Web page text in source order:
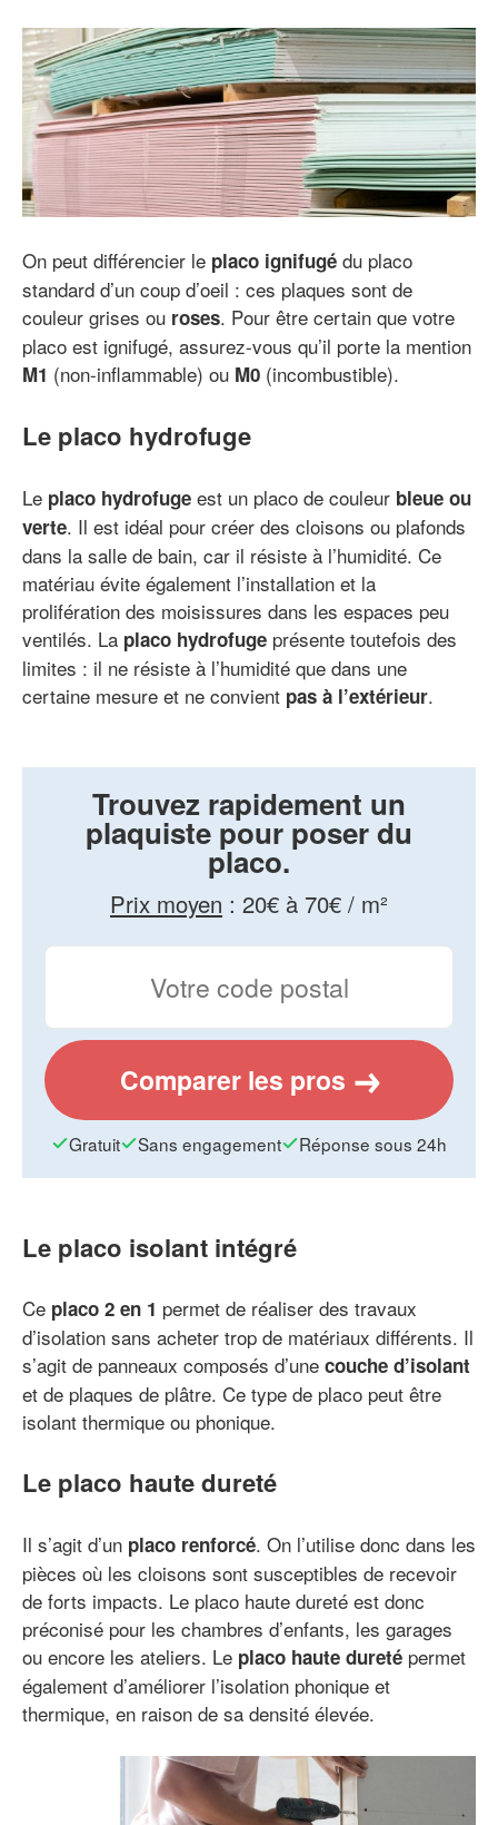
On peut différencier le placo ignifugé du placo
standard d’un coup d’oeil : ces plaques sont de
couleur grises ou roses. Pour être certain que votre
placo est ignifugé, assurez-vous qu’il porte la mention
M1 (non-inflammable) ou M0 (incombustible).
Le placo hydrofuge
Le placo hydrofuge est un placo de couleur bleue ou
verte. Il est idéal pour créer des cloisons ou plafonds
dans la salle de bain, car il résiste à l’humidité. Ce
matériau évite également l’installation et la
prolifération des moisissures dans les espaces peu
ventilés. La placo hydrofuge présente toutefois des
limites : il ne résiste à l’humidité que dans une
certaine mesure et ne convient pas à l’extérieur.
Trouvez rapidement un
plaquiste pour poser du
placo.
Prix moyen : 20€ à 70€ / m²
Comparer les pros
Gratuit Sans engagement Réponse sous 24h
Le placo isolant intégré
Ce placo 2 en 1 permet de réaliser des travaux
d’isolation sans acheter trop de matériaux différents. Il
s’agit de panneaux composés d’une couche d’isolant
et de plaques de plâtre. Ce type de placo peut être
isolant thermique ou phonique.
Le placo haute dureté
Il s’agit d’un placo renforcé. On l’utilise donc dans les
pièces où les cloisons sont susceptibles de recevoir
de forts impacts. Le placo haute dureté est donc
préconisé pour les chambres d’enfants, les garages
ou encore les ateliers. Le placo haute dureté permet
également d’améliorer l’isolation phonique et
thermique, en raison de sa densité élevée.